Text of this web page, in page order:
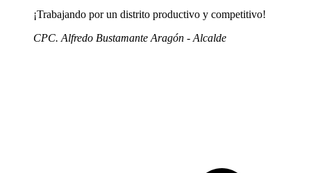
¡Trabajando por un distrito productivo y competitivo!
CPC. Alfredo Bustamante Aragón - Alcalde